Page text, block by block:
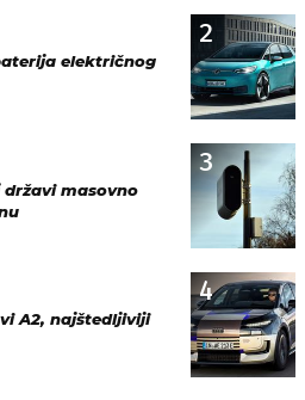
2
električnog
3
državi masovno
4
A2, najštedljiviji